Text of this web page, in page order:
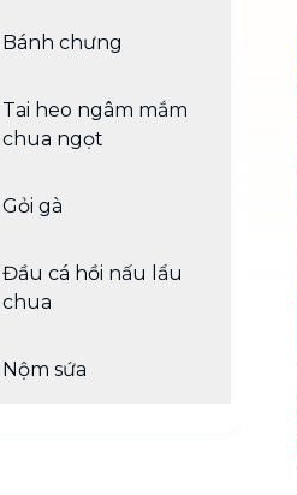
Bánh chưng
Tai heo ngâm mắm
chua ngọt
Gỏi gà
Đầu cá hồi nấu lẩu
chua
Nộm sứa